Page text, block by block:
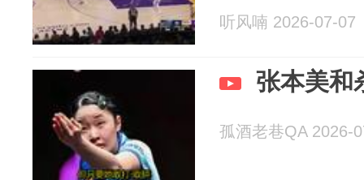
听风喃 2026-07-07
张本美和
孤酒老巷QA 2026-